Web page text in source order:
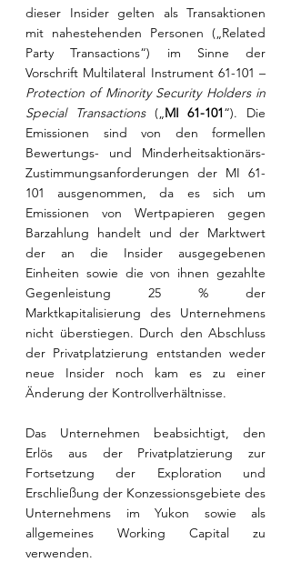
dieser Insider gelten als Transaktionen
mit nahestehenden Personen („Related
Party Transactions“) im Sinne der
Vorschrift Multilateral Instrument 61-101 –
Protection of Minority Security Holders in
Special Transactions („MI 61-101“). Die
Emissionen sind von den formellen
Bewertungs- und Minderheitsaktionärs-
Zustimmungsanforderungen der MI 61-
101 ausgenommen, da es sich um
Emissionen von Wertpapieren gegen
Barzahlung handelt und der Marktwert
der an die Insider ausgegebenen
Einheiten sowie die von ihnen gezahlte
Gegenleistung 25 % der
Marktkapitalisierung des Unternehmens
nicht überstiegen. Durch den Abschluss
der Privatplatzierung entstanden weder
neue Insider noch kam es zu einer
Änderung der Kontrollverhältnisse.
Das Unternehmen beabsichtigt, den
Erlös aus der Privatplatzierung zur
Fortsetzung der Exploration und
Erschließung der Konzessionsgebiete des
Unternehmens im Yukon sowie als
allgemeines Working Capital zu
verwenden.